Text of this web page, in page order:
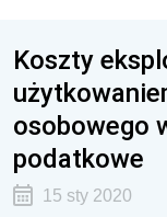
Koszty
osobowego
podatkowe
15 sty 2020